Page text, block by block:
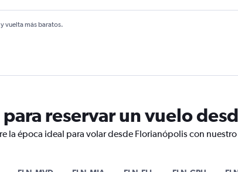
vuelta más baratos.
reservar un vuelo
la época ideal para volar desde Florianópolis con